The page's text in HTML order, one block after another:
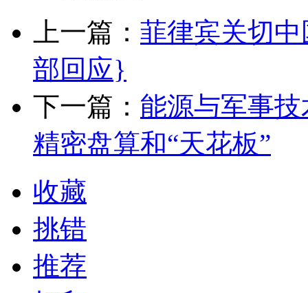
上一篇： 菲律宾关切
部回应}
下一篇： 能源与军事
精密盘算和“天花板”
收藏
挑错
推荐